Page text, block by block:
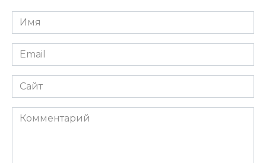
Имя
Email
Сайт
Комментарий